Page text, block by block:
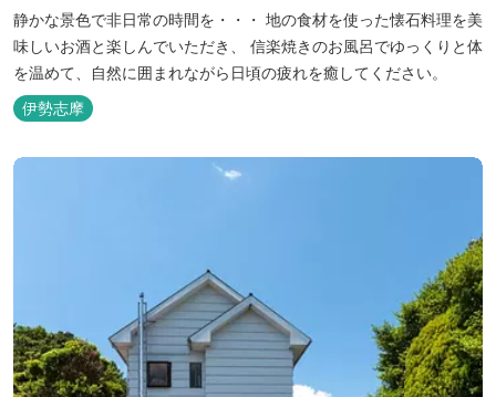
静かな景色で非日常の時間を・・・ 地の食材を使った懐石料理を美
味しいお酒と楽しんでいただき、 信楽焼きのお風呂でゆっくりと体
を温めて、自然に囲まれながら日頃の疲れを癒してください。
伊勢志摩